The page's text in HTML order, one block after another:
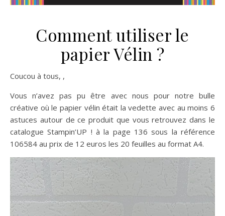
Comment utiliser le
papier Vélin ?
Coucou à tous, ,
Vous n’avez pas pu être avec nous pour notre bulle
créative où le papier vélin était la vedette avec au moins 6
astuces autour de ce produit que vous retrouvez dans le
catalogue Stampin’UP ! à la page 136 sous la référence
106584 au prix de 12 euros les 20 feuilles au format A4.